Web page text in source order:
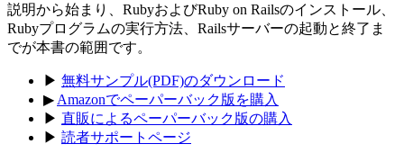
説明から始まり、RubyおよびRuby on Railsのインストール、
Rubyプログラムの実行方法、Railsサーバーの起動と終了ま
でが本書の範囲です。
▶ 無料サンプル(PDF)のダウンロード
▶ Amazonでペーパーバック版を購入
▶ 直販によるペーパーバック版の購入
▶ 読者サポートページ